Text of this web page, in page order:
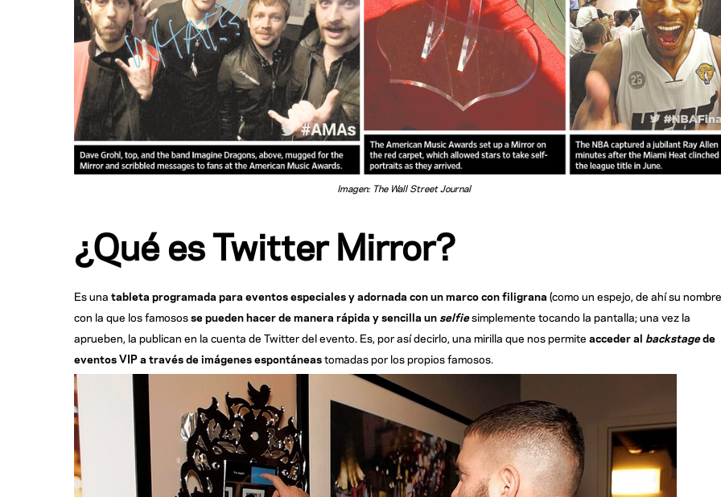
Imagen: The Wall Street Journal
¿Qué es Twitter Mirror?
Es una tableta programada para eventos especiales y adornada con un marco con filigrana (como un espejo, de ahí su
con la que los famososse pueden hacer de manera rápida y sencilla un selfiesimplemente tocando la pantalla; una vez la
aprueben, la publican en la cuenta de Twitter del evento. Es, por así decirlo, una mirilla que nos permite acceder al backstagede
eventos VIP a través de imágenes espontáneastomadas por los propios famosos.